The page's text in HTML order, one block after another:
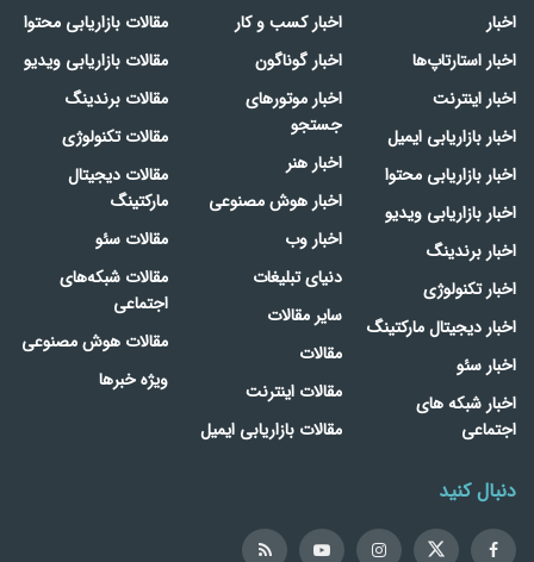
اخبار
اخبار استارتاپ‌ها
اخبار اینترنت
اخبار بازاریابی ایمیل
اخبار بازاریابی محتوا
اخبار بازاریابی ویدیو
اخبار برندینگ
اخبار تکنولوژی
اخبار دیجیتال مارکتینگ
اخبار سئو
اخبار شبکه های
اجتماعی
اخبار کسب و کار
اخبار گوناگون
اخبار موتورهای
جستجو
اخبار هنر
اخبار هوش مصنوعی
اخبار وب
دنیای تبلیغات
سایر مقالات
مقالات
مقالات اینترنت
مقالات بازاریابی ایمیل
مقالات بازاریابی محتوا
مقالات بازاریابی ویدیو
مقالات برندینگ
مقالات تکنولوژی
مقالات دیجیتال
مارکتینگ
مقالات سئو
مقالات شبکه‌های
اجتماعی
مقالات هوش مصنوعی
ویژه خبرها
دنبال کنید